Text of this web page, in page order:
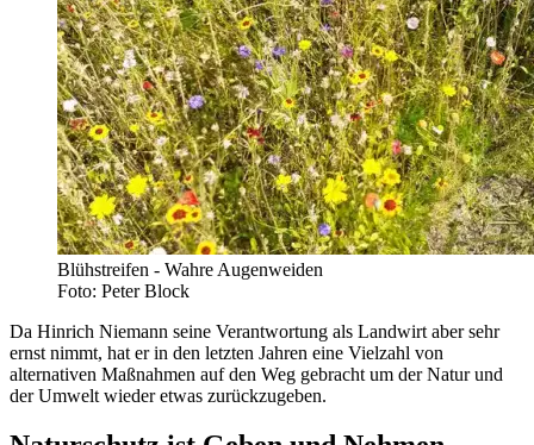
Blühstreifen - Wahre Augenweiden
Foto: Peter Block
Da Hinrich Niemann seine Verantwortung als Landwirt aber sehr
ernst nimmt, hat er in den letzten Jahren eine Vielzahl von
alternativen Maßnahmen auf den Weg gebracht um der Natur und
der Umwelt wieder etwas zurückzugeben.